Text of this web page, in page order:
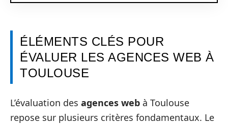
ÉLÉMENTS CLÉS POUR
ÉVALUER LES AGENCES WEB À
TOULOUSE
L’évaluation des agences web à Toulouse
repose sur plusieurs critères fondamentaux. Le